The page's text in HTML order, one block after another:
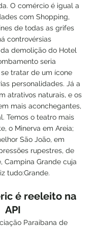
O comércio é igual a
com Shopping,
de todas as grifes
controvérsias
demolição do Hotel
seria
tratar de um ícone
personalidades. Já a
atrativos naturais, e os
mais aconchegantes,
Temos o teatro mais
o Minerva em Areia;
São João, em
rupestres, de
Campina Grande cuja
tudo:Grande.
é reeleito na
API
Paraibana de